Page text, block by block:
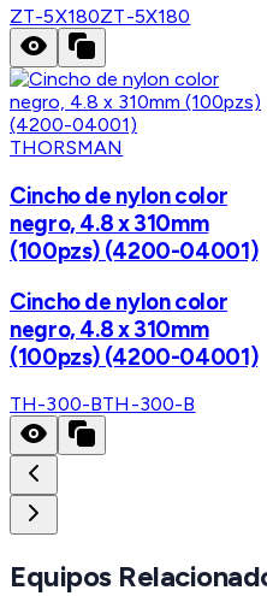
ZT-5X180ZT-5X180
THORSMAN
Cincho de nylon color
negro, 4.8 x 310mm
(100pzs) (4200-04001)
Cincho de nylon color
negro, 4.8 x 310mm
(100pzs) (4200-04001)
TH-300-BTH-300-B
Equipos